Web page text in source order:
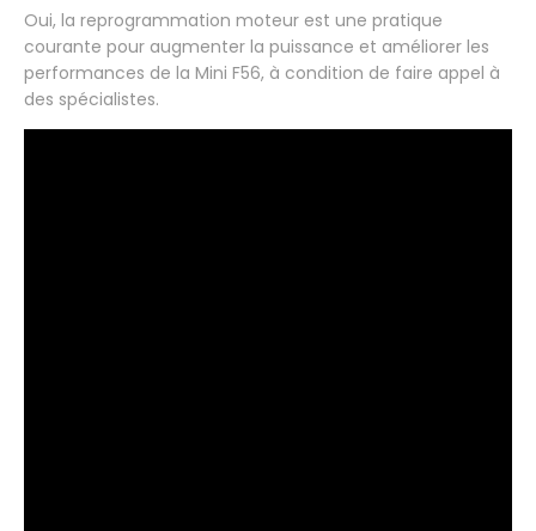
Oui, la reprogrammation moteur est une pratique
courante pour augmenter la puissance et améliorer les
performances de la Mini F56, à condition de faire appel à
des spécialistes.